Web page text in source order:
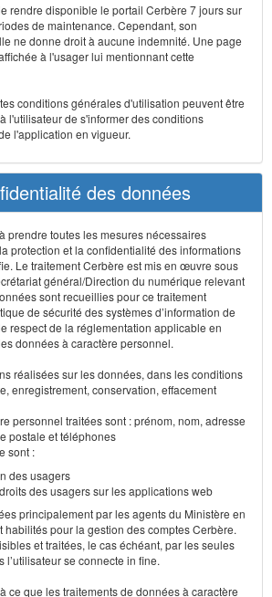
rendre disponible le portail Cerbère 7 jours sur
de maintenance. Cependant, son
ne donne droit à aucune indemnité. Une page
à l'usager lui mentionnant cette
conditions générales d'utilisation peuvent être
l'utilisateur de s'informer des conditions
l'application en vigueur.
des données
prendre toutes les mesures nécessaires
protection et la confidentialité des informations
Le traitement Cerbère est mis en œuvre sous
général/Direction du numérique relevant
sont recueillies pour ce traitement
de sécurité des systèmes d’information de
respect de la réglementation applicable en
données à caractère personnel.
réalisées sur les données, dans les conditions
enregistrement, conservation, effacement
personnel traitées sont : prénom, nom, adresse
postale et téléphones
sont :
des usagers
des usagers sur les applications web
principalement par les agents du Ministère en
habilités pour la gestion des comptes Cerbère.
et traitées, le cas échéant, par les seules
se connecte in fine.
ce que les traitements de données à caractère